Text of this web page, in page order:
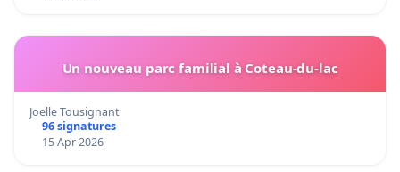
Un nouveau parc familial à Coteau-du-lac
Joelle Tousignant
96 signatures
15 Apr 2026